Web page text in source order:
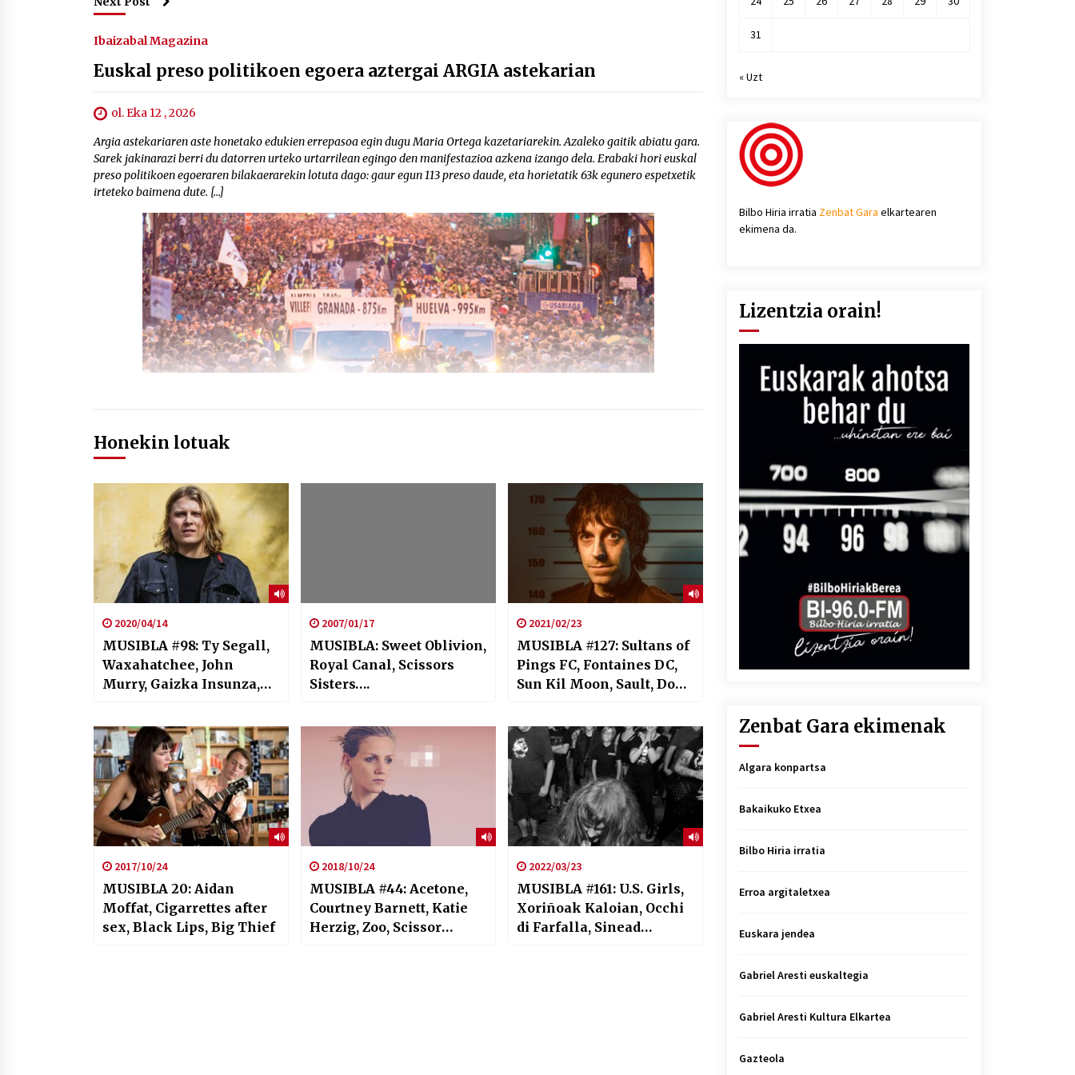
Ibaizabal Magazina
Euskal preso politikoen egoera aztergai ARGIA astekarian
ol. Eka 12 , 2026
Argia astekariaren aste honetako edukien errepasoa egin dugu Maria Ortega kazetariarekin. Azaleko gaitik abiatu gara.
Sarek jakinarazi berri du datorren urteko urtarrilean egingo den manifestazioa azkena izango dela. Erabaki hori euskal
preso politikoen egoeraren bilakaerarekin lotuta dago: gaur egun 113 preso daude, eta horietatik 63k egunero espetxetik
irteteko baimena dute. […]
Honekin lotuak
2020/04/14
MUSIBLA #98: Ty Segall,
Waxahatchee, John
Murry, Gaizka Insunza,
Bandini, Courtney Barnett
2007/01/17
MUSIBLA: Sweet Oblivion,
Royal Canal, Scissors
Sisters….
2021/02/23
MUSIBLA #127: Sultans of
Pings FC, Fontaines DC,
Sun Kil Moon, Sault, Don
2017/10/24
MUSIBLA 20: Aidan
Moffat, Cigarrettes after
sex, Black Lips, Big Thief
2018/10/24
MUSIBLA #44: Acetone,
Courtney Barnett, Katie
Herzig, Zoo, Scissor
2022/03/23
MUSIBLA #161: U.S. Girls,
Xoriñoak Kaloian, Occhi
di Farfalla, Sinead
31
« Uzt
Bilbo Hiria irratia Zenbat Gara elkartearen
ekimena da.
Lizentzia orain!
Zenbat Gara ekimenak
Algara konpartsa
Bakaikuko Etxea
Bilbo Hiria irratia
Erroa argitaletxea
Euskara jendea
Gabriel Aresti euskaltegia
Gabriel Aresti Kultura Elkartea
Gazteola